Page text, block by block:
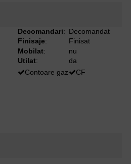
Decomandari: Decomandat
Finisaje:
Finisat
Mobilat:
nu
Utilat:
da
Contoare gaz CF